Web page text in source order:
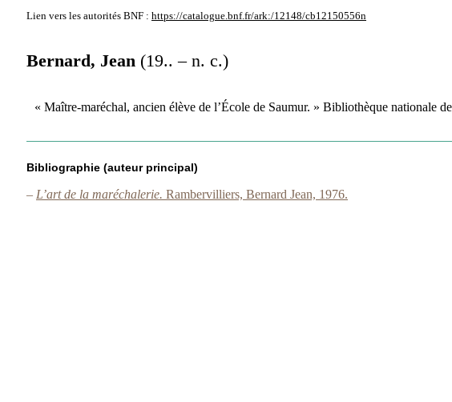
Lien vers les autorités BNF : https://catalogue.bnf.fr/ark:/12148/cb12150556n
Bernard, Jean (19.. – n. c.)
« Maître-maréchal, ancien élève de l’École de Saumur. » Bibliothèque nationale
Bibliographie (auteur principal)
– L’art de la maréchalerie. Rambervilliers, Bernard Jean, 1976.